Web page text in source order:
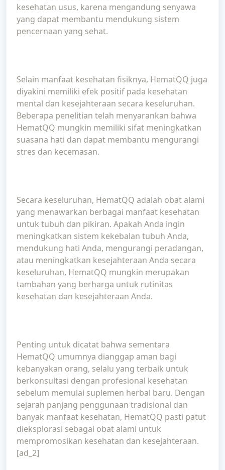
kesehatan usus, karena mengandung senyawa
yang dapat membantu mendukung sistem
pencernaan yang sehat.
Selain manfaat kesehatan fisiknya, HematQQ juga
diyakini memiliki efek positif pada kesehatan
mental dan kesejahteraan secara keseluruhan.
Beberapa penelitian telah menyarankan bahwa
HematQQ mungkin memiliki sifat meningkatkan
suasana hati dan dapat membantu mengurangi
stres dan kecemasan.
Secara keseluruhan, HematQQ adalah obat alami
yang menawarkan berbagai manfaat kesehatan
untuk tubuh dan pikiran. Apakah Anda ingin
meningkatkan sistem kekebalan tubuh Anda,
mendukung hati Anda, mengurangi peradangan,
atau meningkatkan kesejahteraan Anda secara
keseluruhan, HematQQ mungkin merupakan
tambahan yang berharga untuk rutinitas
kesehatan dan kesejahteraan Anda.
Penting untuk dicatat bahwa sementara
HematQQ umumnya dianggap aman bagi
kebanyakan orang, selalu yang terbaik untuk
berkonsultasi dengan profesional kesehatan
sebelum memulai suplemen herbal baru. Dengan
sejarah panjang penggunaan tradisional dan
banyak manfaat kesehatan, HematQQ pasti patut
dieksplorasi sebagai obat alami untuk
mempromosikan kesehatan dan kesejahteraan.
[ad_2]